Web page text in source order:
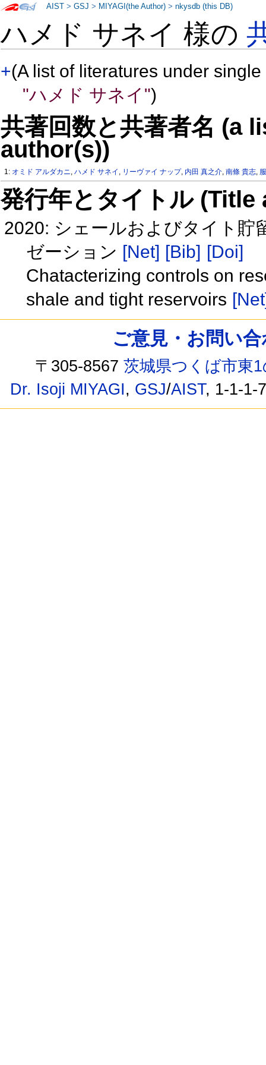
ハメド サネイ 様の
+(A list of literatures under
"ハメド サネイ")
共著回数と共著者名 (a
author(s))
1: オミド アルダカニ,ハメド サネイ , リーヴァイ ナップ, 内田 真之介,南條 貴志,
発行年とタイトル
2020: シェールおよびタイト貯
ゼーション [Net] [Bib] [Doi]
Chatacterizing controls on
shale and tight reservoirs
AIST >GSJ > MIYAGI(the Author) >nkysdb (this DB)
ご意見・お問い
〒305-8567茨城県つくば市東
Dr. Isoji MIYAGI, GSJ/AIST, 1-1-1-